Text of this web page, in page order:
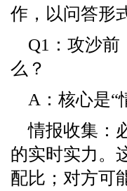
作，以问答形
Q1：攻沙
么？
A：核心是“
情报收集：
的实时实力。
配比；对方可